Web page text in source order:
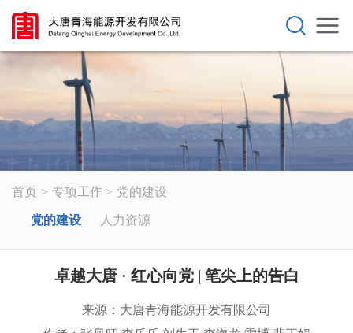
首页 专项工作 党的建设
党的建设 人力资源
卓越大唐 · 红心向党 | 笔尖上的告白
来源：大唐青海能源开发有限公司